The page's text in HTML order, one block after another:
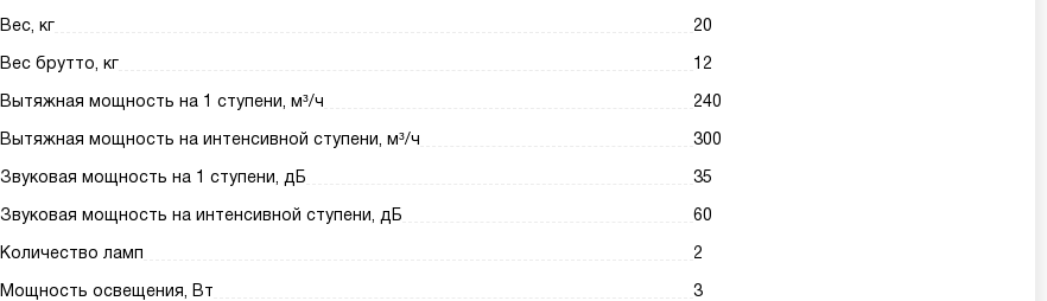
Вес, кг
20
Вес брутто, кг
12
Вытяжная мощность на 1 ступени, м³/ч
240
Вытяжная мощность на интенсивной ступени, м³/ч
300
Звуковая мощность на 1 ступени, дБ
35
Звуковая мощность на интенсивной ступени, дБ
60
Количество ламп
2
Мощность освещения, Вт
3